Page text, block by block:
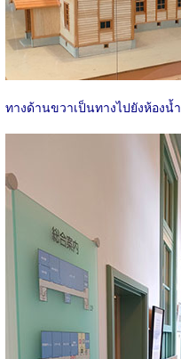
ทางด้านขวาเป็นทางไปยังห้องน้ำ